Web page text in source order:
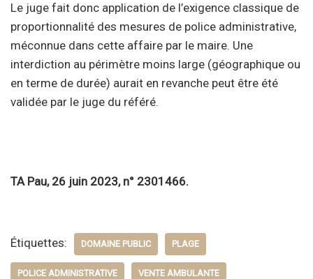
Le juge fait donc application de l’exigence classique de
proportionnalité des mesures de police administrative,
méconnue dans cette affaire par le maire. Une
interdiction au périmètre moins large (géographique ou
en terme de durée) aurait en revanche peut être été
validée par le juge du référé.
TA Pau, 26 juin 2023, n° 2301466.
Étiquettes: DOMAINE PUBLIC PLAGE
POLICE ADMINISTRATIVE VENTE AMBULANTE